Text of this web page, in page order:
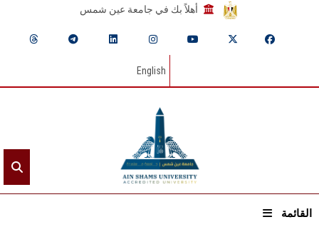
أهلاً بك في جامعة عين شمس
English
القائمة